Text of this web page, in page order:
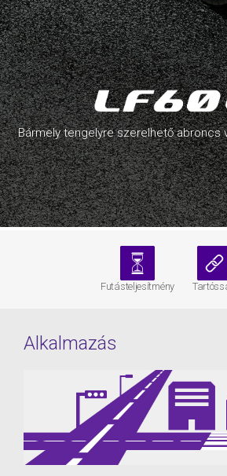
Bármely tengelyre szerelhető abroncs
Futásteljesítmény
Alkalmazás